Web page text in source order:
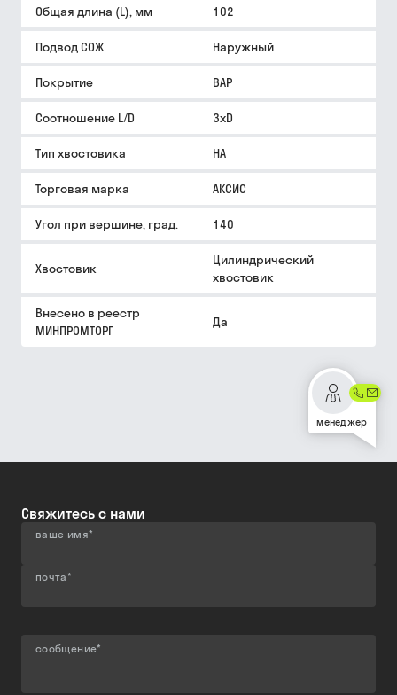
Общая длина (L), мм 102
Подвод СОЖ Наружный
Покрытие BAP
Соотношение L/D 3xD
Тип хвостовика HA
Торговая марка АКСИС
Угол при вершине, град. 140
Хвостовик
Цилиндрический
хвостовик
Внесено в реестр
МИНПРОМТОРГ
Да
менеджер
Свяжитесь с нами
ваше имя*
почта*
сообщение*